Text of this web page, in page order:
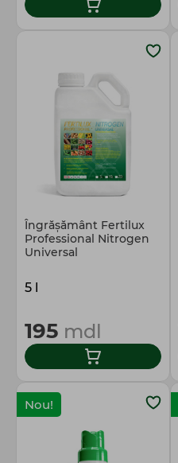
Îngrășământ Fertilux
Prоfessional Nitrogen
Universal
5 l
195 mdl
Nou!